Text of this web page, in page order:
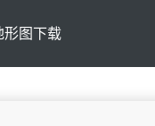
形图下载